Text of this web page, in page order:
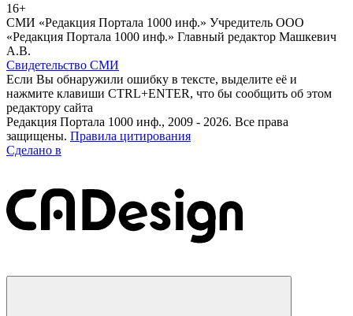
16+
СМИ «Редакция Портала 1000 инф.» Учредитель ООО
«Редакция Портала 1000 инф.» Главный редактор Машкевич
А.В.
Свидетельство СМИ
Если Вы обнаружили ошибку в тексте, выделите её и
нажмите клавиши CTRL+ENTER, что бы сообщить об этом
редактору сайта
Редакция Портала 1000 инф., 2009 - 2026. Все права
защищены. Правила цитирования
Сделано в